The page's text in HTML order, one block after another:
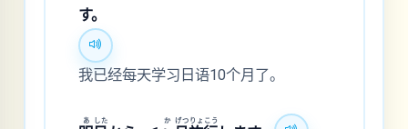
す。
我已经每天学习日语10个月了。
あ した か げつ りょ こう